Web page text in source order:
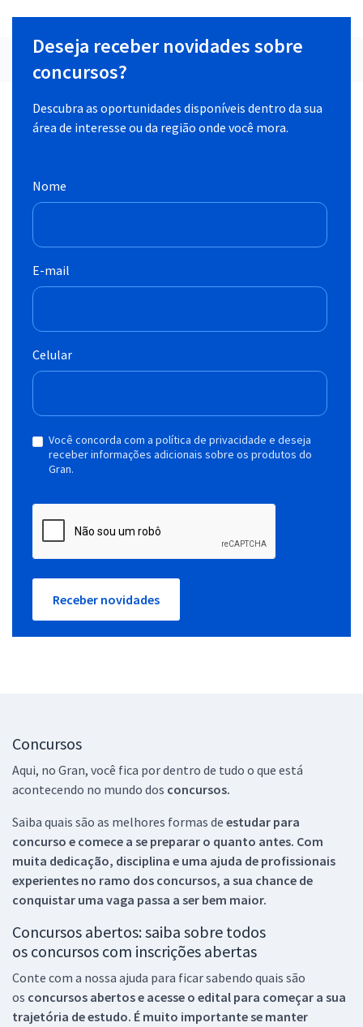
Deseja receber novidades sobre
concursos?
Descubra as oportunidades disponíveis dentro da sua
área de interesse ou da região onde você mora.
Nome
E-mail
Celular
Você concorda com a política de privacidade e deseja
receber informações adicionais sobre os produtos do
Gran.
Receber novidades
Concursos
Aqui, no Gran, você fica por dentro de tudo o que está
acontecendo no mundo dos concursos.
Saiba quais são as melhores formas de estudar para
concurso e comece a se preparar o quanto antes. Com
muita dedicação, disciplina e uma ajuda de profissionais
experientes no ramo dos concursos, a sua chance de
conquistar uma vaga passa a ser bem maior.
Concursos abertos: saiba sobre todos
os concursos com inscrições abertas
Conte com a nossa ajuda para ficar sabendo quais são
os concursos abertos e acesse o edital para começar a sua
trajetória de estudo. É muito importante se manter